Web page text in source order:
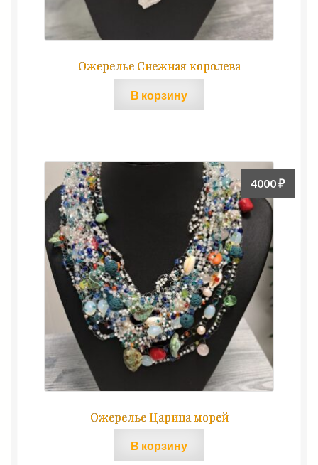
Ожерелье Снежная королева
В корзину
Ожерелье Царица морей
4000₽
В корзину